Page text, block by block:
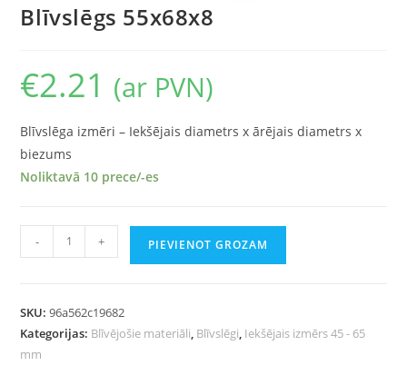
Blīvslēgs 55x68x8
€2.21 (ar PVN)
Blīvslēga izmēri – Iekšējais diametrs x ārējais diametrs x
biezums
Noliktavā 10 prece/-es
- + PIEVIENOT GROZAM
SKU:96a562c19682
Kategorijas: Blīvējošie materiāli, Blīvslēgi, Iekšējais izmērs 45 - 65
mm